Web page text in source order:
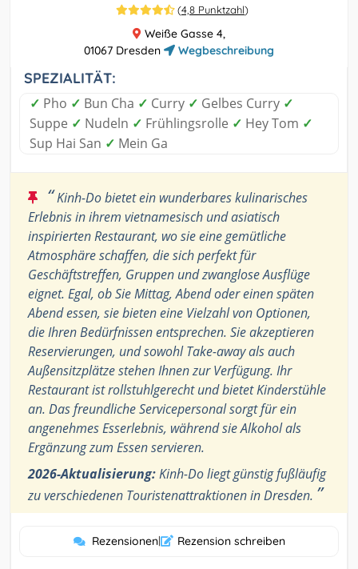
(4,8 Punktzahl)
Weiße Gasse 4,
01067 Dresden
Wegbeschreibung
SPEZIALITÄT:
✓ Pho ✓ Bun Cha ✓ Curry ✓ Gelbes Curry ✓
Suppe ✓ Nudeln ✓ Frühlingsrolle ✓ Hey Tom ✓
Sup Hai San ✓ Mein Ga
“Kinh-Do bietet ein wunderbares kulinarisches
Erlebnis in ihrem vietnamesisch und asiatisch
inspirierten Restaurant, wo sie eine gemütliche
Atmosphäre schaffen, die sich perfekt für
Geschäftstreffen, Gruppen und zwanglose Ausflüge
eignet. Egal, ob Sie Mittag, Abend oder einen späten
Abend essen, sie bieten eine Vielzahl von Optionen,
die Ihren Bedürfnissen entsprechen. Sie akzeptieren
Reservierungen, und sowohl Take-away als auch
Außensitzplätze stehen Ihnen zur Verfügung. Ihr
Restaurant ist rollstuhlgerecht und bietet Kinderstühle
an. Das freundliche Servicepersonal sorgt für ein
angenehmes Esserlebnis, während sie Alkohol als
Ergänzung zum Essen servieren.
2026-Aktualisierung:Kinh-Do liegt günstig fußläufig
zu verschiedenen Touristenattraktionen in Dresden. ”
Rezensionen| Rezension schreiben